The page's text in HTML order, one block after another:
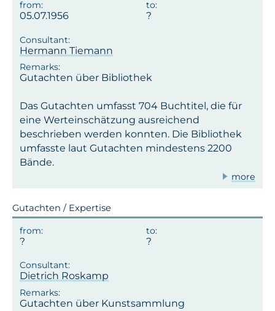
05.07.1956
Hermann Tiemann
Gutachten über Bibliothek
Das Gutachten umfasst 704 Buchtitel, die für
eine Werteinschätzung ausreichend
beschrieben werden konnten. Die Bibliothek
umfasste laut Gutachten mindestens 2200
Bände.
more
Gutachten / Expertise
Dietrich Roskamp
Gutachten über Kunstsammlung